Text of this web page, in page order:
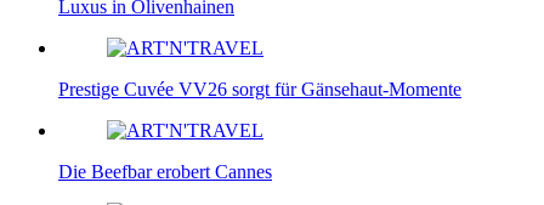
Luxus in Olivenhainen
Prestige Cuvée VV26 sorgt für Gänsehaut-Momente
Die Beefbar erobert Cannes